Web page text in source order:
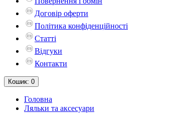
Договір оферти
Політика конфіденційності
Статті
Відгуки
Контакти
Кошик: 0
Головна
Ляльки та аксесуари